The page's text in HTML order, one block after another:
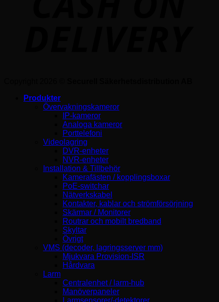
Produkter
Övervakningskameror
IP-kameror
Analoga kameror
Porttelefoni
Videolagring
DVR-enheter
NVR-enheter
Installation & Tillbehör
Kamerafästen / kopplingsboxar
PoE-switchar
Nätverkskabel
Kontakter, kablar och strömförsörjning
Skärmar / Monitorer
Routrar och mobilt bredband
Skyltar
Övrigt
VMS (decoder, lagringsserver mm)
Mjukvara Provision-ISR
Hårdvara
Larm
Centralenhet / larm-hub
Manöverpaneler
Larmsensorer/-detektorer